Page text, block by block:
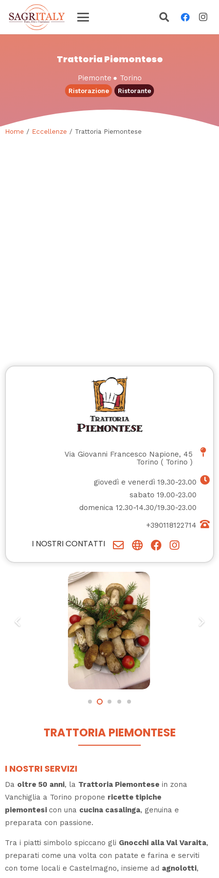
Trattoria Piemontese
Piemonte ● Torino
Ristorazione Ristorante
Home / Eccellenze / Trattoria Piemontese
Via Giovanni Francesco Napione, 45
Torino ( Torino )
giovedì e venerdì 19.30-23.00
sabato 19.00-23.00
domenica 12.30-14.30/19.30-23.00
+390118122714
I NOSTRI CONTATTI
TRATTORIA PIEMONTESE
I NOSTRI SERVIZI
Da oltre 50 anni, la Trattoria Piemontese in zona
Vanchiglia a Torino propone ricette tipiche
piemontesi con una cucina casalinga, genuina e
preparata con passione.
Tra i piatti simbolo spiccano gli Gnocchi alla Val Varaita,
preparati come una volta con patate e farina e serviti
con tome locali e Castelmagno, insieme ad agnolotti,